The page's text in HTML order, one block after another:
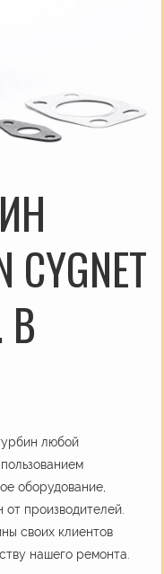
CYGNET
В
любой
оборудование,
производителей.
своих клиентов
нашего ремонта.